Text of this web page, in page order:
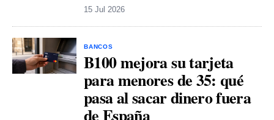
15 Jul 2026
BANCOS
B100 mejora su tarjeta
para menores de 35: qué
pasa al sacar dinero fuera
de España